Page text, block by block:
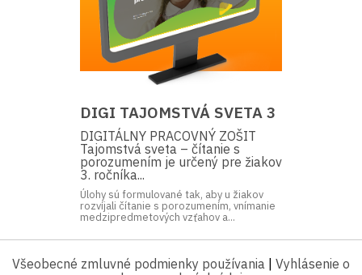
DIGI TAJOMSTVÁ SVETA 3
DIGITÁLNY PRACOVNÝ ZOŠIT
Tajomstvá sveta – čítanie s
porozumením je určený pre žiakov
3. ročníka...
Úlohy sú formulované tak, aby u žiakov
rozvíjali čítanie s porozumením, vnímanie
medzipredmetových vzťahov a...
Všeobecné zmluvné podmienky používania | Vyhlásenie o